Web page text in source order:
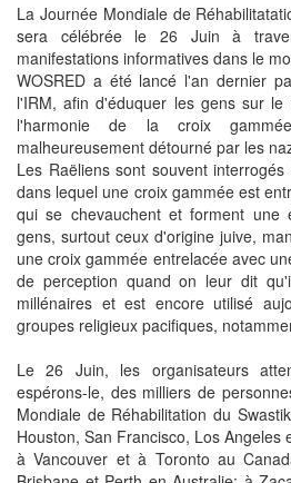
La Journée Mondiale de
sera célébrée le 26 Juin à
manifestations informatives dans le
WOSRED a été lancé l'an dernier
l'IRM, afin d'éduquer les gens sur
l'harmonie de la croix
malheureusement détourné par les
Les Raëliens sont souvent
dans lequel une croix gammée est
qui se chevauchent et forment une
gens, surtout ceux d'origine juive,
une croix gammée entrelacée avec
de perception quand on leur dit
millénaires et est encore utilisé
groupes religieux pacifiques,
Le 26 Juin, les organisateurs
espérons-le, des milliers de
Mondiale de Réhabilitation du
Houston, San Francisco, Los Angeles
à Vancouver et à Toronto au